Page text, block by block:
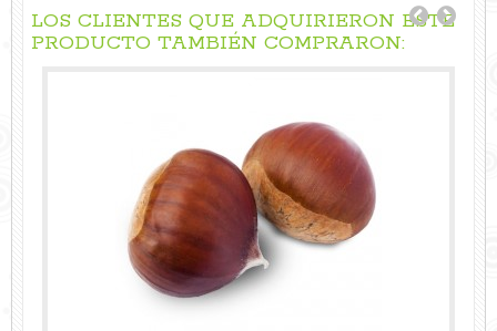
LOS CLIENTES QUE ADQUIRIERON ESTE
PRODUCTO TAMBIÉN COMPRARON: